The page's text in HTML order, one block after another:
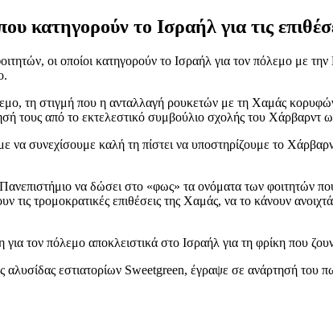
κατηγορούν το Ισραήλ για τις
οι οποίοι κατηγορούν το Ισραήλ για τον πόλεμο με την
τη στιγμή που η ανταλλαγή ρουκετών με τη Χαμάς
τους από το εκτελεστικό συμβούλιο σχολής του Χάρβαρντ
συνεχίσουμε καλή τη πίστει να υποστηρίζουμε το Χάρβαρντ
να δώσει στο «φως» τα ονόματα των φοιτητών
τρομοκρατικές επιθέσεις της Χαμάς, να το κάνουν
τον πόλεμο αποκλειστικά στο Ισραήλ για τη φρίκη που
αλυσίδας εστιατορίων Sweetgreen, έγραψε σε ανάρτησή